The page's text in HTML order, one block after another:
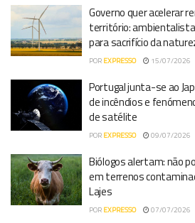
Governo quer acelerar
território:
para sacrifício da
POR EXPRESSO 15/07/2026
Portugal junta-se ao
de incêndios e
de satélite
POR EXPRESSO 09/07/2026
Biólogos alertam: não
em terrenos
Lajes
POR EXPRESSO 07/07/2026